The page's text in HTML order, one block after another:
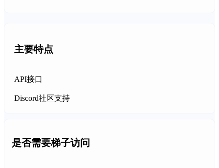
主要特点
API接口
Discord社区支持
是否需要梯子访问